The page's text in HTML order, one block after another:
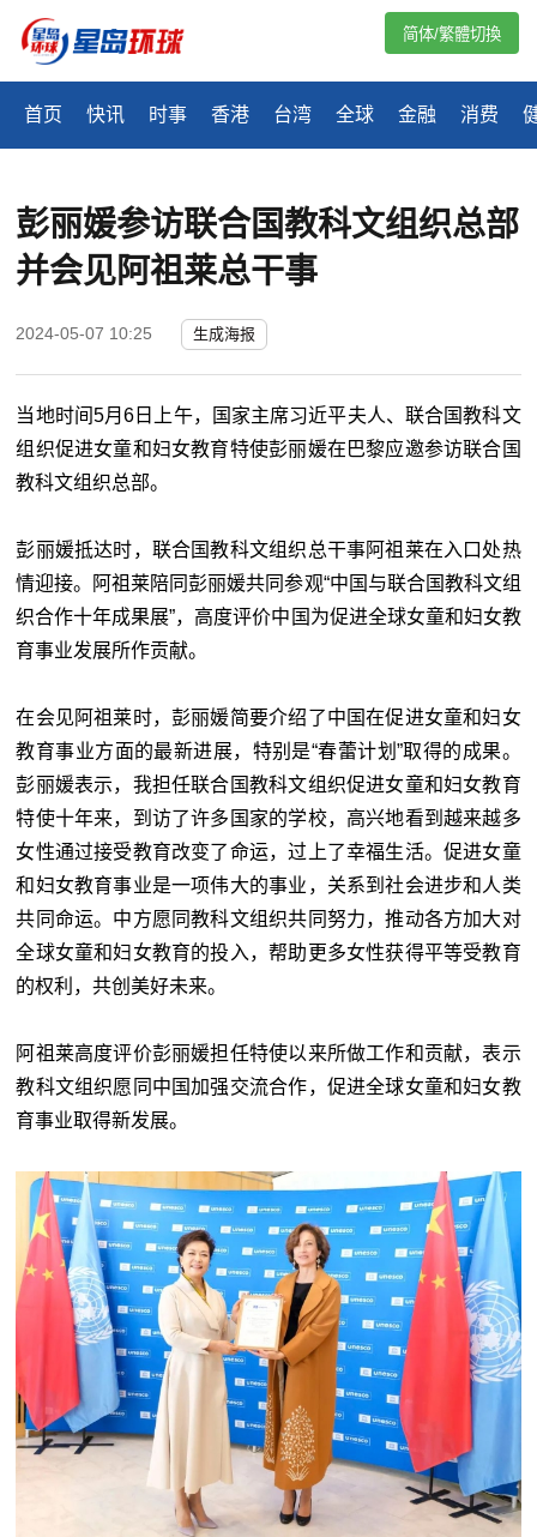
首页 快讯 时事 香港 台湾 全球 金融 消费
简体/繁體切換
彭丽媛参访联合国教科文组织总部
并会见阿祖莱总干事
2024-05-07 10:25 生成海报
当地时间5月6日上午，国家主席习近平夫人、联合国教科文
组织促进女童和妇女教育特使彭丽媛在巴黎应邀参访联合国
教科文组织总部。
彭丽媛抵达时，联合国教科文组织总干事阿祖莱在入口处热
情迎接。阿祖莱陪同彭丽媛共同参观“中国与联合国教科文组
织合作十年成果展”，高度评价中国为促进全球女童和妇女教
育事业发展所作贡献。
在会见阿祖莱时，彭丽媛简要介绍了中国在促进女童和妇女
教育事业方面的最新进展，特别是“春蕾计划”取得的成果。
彭丽媛表示，我担任联合国教科文组织促进女童和妇女教育
特使十年来，到访了许多国家的学校，高兴地看到越来越多
女性通过接受教育改变了命运，过上了幸福生活。促进女童
和妇女教育事业是一项伟大的事业，关系到社会进步和人类
共同命运。中方愿同教科文组织共同努力，推动各方加大对
全球女童和妇女教育的投入，帮助更多女性获得平等受教育
的权利，共创美好未来。
阿祖莱高度评价彭丽媛担任特使以来所做工作和贡献，表示
教科文组织愿同中国加强交流合作，促进全球女童和妇女教
育事业取得新发展。